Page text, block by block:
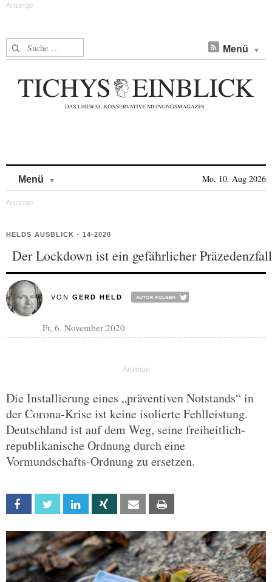
Suche nach: Menü
Menü Mo, 10. Aug 2026
HELDS AUSBLICK - 14-2020
Der Lockdown ist ein gefährlicher Präzedenzfall
VON GERD HELD
Fr, 6. November 2020
Die Installierung eines „präventiven Notstands“ in
der Corona-Krise ist keine isolierte Fehlleistung.
Deutschland ist auf dem Weg, seine freiheitlich-
republikanische Ordnung durch eine
Vormundschafts-Ordnung zu ersetzen.
Facebook Twitter Linkedin Xing Email